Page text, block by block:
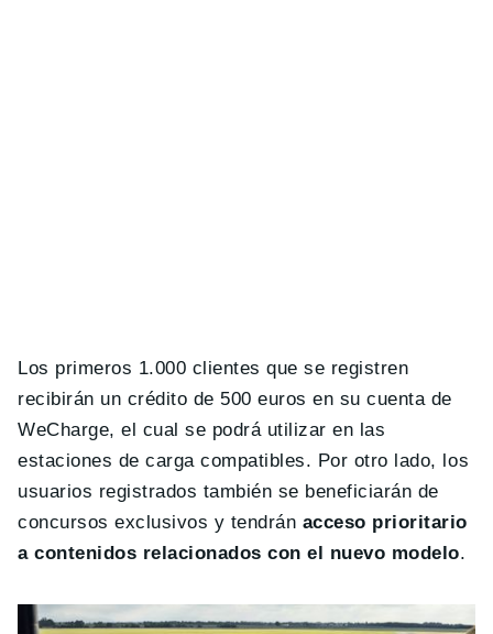
Los primeros 1.000 clientes que se registren
recibirán un crédito de 500 euros en su cuenta de
WeCharge, el cual se podrá utilizar en las
estaciones de carga compatibles. Por otro lado, los
usuarios registrados también se beneficiarán de
concursos exclusivos y tendrán acceso prioritario
a contenidos relacionados con el nuevo modelo.